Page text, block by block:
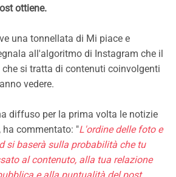
ottiene.
una tonnellata di Mi piace e
all'algoritmo di Instagram che il
che si tratta di contenuti coinvolgenti
vedere.
diffuso per la prima volta le notizie
commentato: "L'ordine delle foto e
si baserà sulla probabilità che tu
al contenuto, alla tua relazione